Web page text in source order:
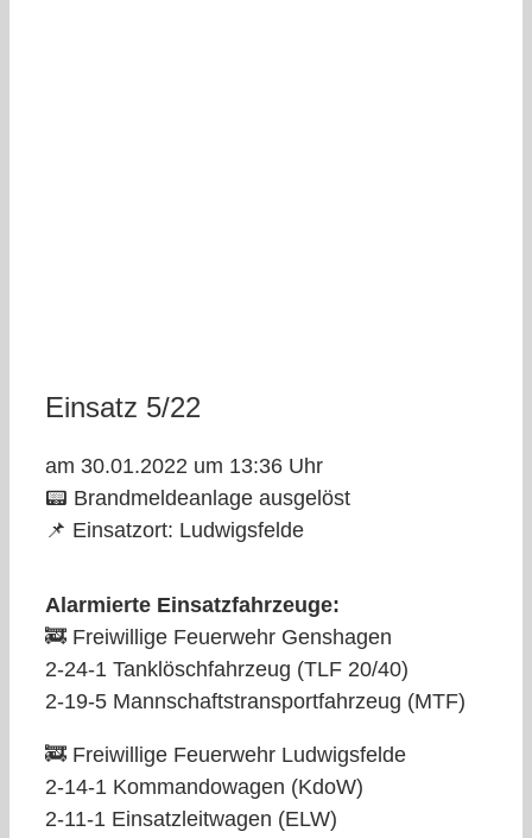
Einsatz 5/22
am 30.01.2022 um 13:36 Uhr
📟 Brandmeldeanlage ausgelöst
📌 Einsatzort: Ludwigsfelde
Alarmierte Einsatzfahrzeuge:
🚒 Freiwillige Feuerwehr Genshagen
2-24-1 Tanklöschfahrzeug (TLF 20/40)
2-19-5 Mannschaftstransportfahrzeug (MTF)
🚒 Freiwillige Feuerwehr Ludwigsfelde
2-14-1 Kommandowagen (KdoW)
2-11-1 Einsatzleitwagen (ELW)